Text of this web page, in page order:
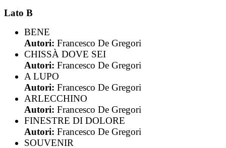
Lato B
BENE
Autori: Francesco De Gregori
CHISSÀ DOVE SEI
Autori: Francesco De Gregori
A LUPO
Autori: Francesco De Gregori
ARLECCHINO
Autori: Francesco De Gregori
FINESTRE DI DOLORE
Autori: Francesco De Gregori
SOUVENIR